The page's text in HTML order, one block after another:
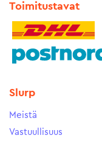
Toimitustavat
Slurp
Meistä
Vastuullisuus